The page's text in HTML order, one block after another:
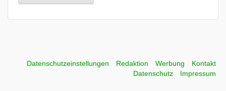
Datenschutzeinstellungen Redaktion Werbung
Kontakt
Datenschutz
Impressum